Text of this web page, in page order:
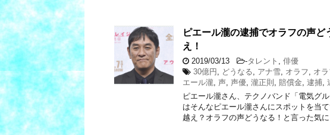
ピエール瀧の逮捕でオラフの声
え！
2019/03/13 -タレント
俳優
30億円
どうなる アナ雪 オラフ オ
エール瀧 声 声優 瀧正則 賠償金 逮捕
ピエール瀧さん、テクノバンド「電気グ
はそんなピエール瀧さんにスポットを当
越え？オラフの声どうなる！と言った気